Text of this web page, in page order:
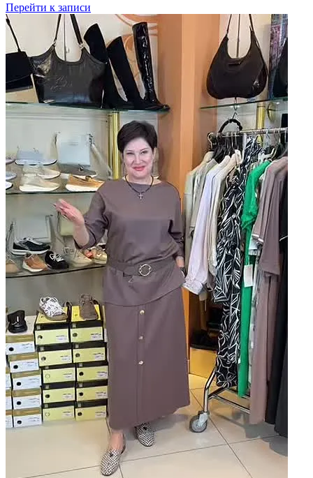
Перейти к записи